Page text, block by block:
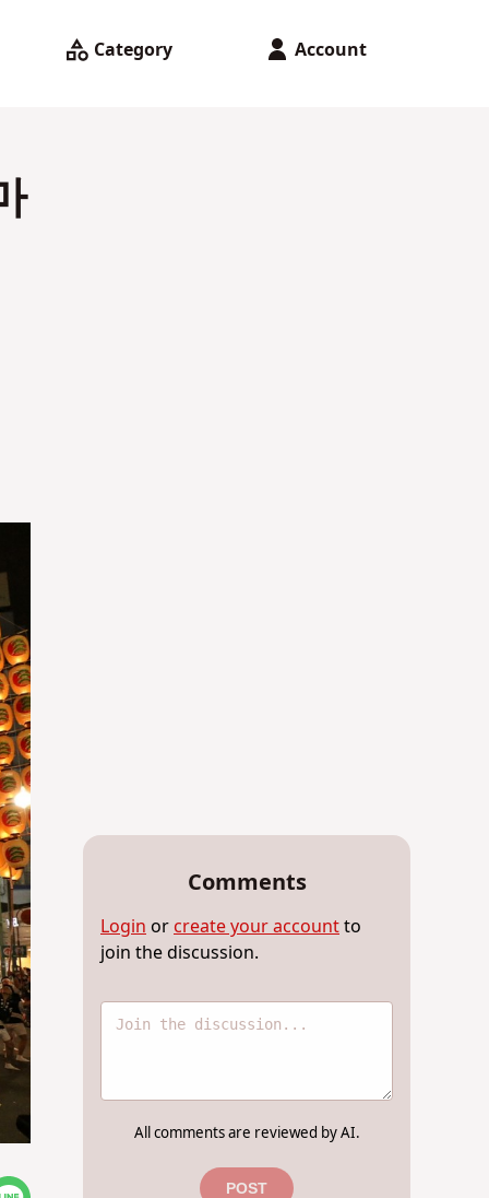
Category Account
Comments
Login or create your accountto
join the discussion.
All comments are reviewed by AI.
POST